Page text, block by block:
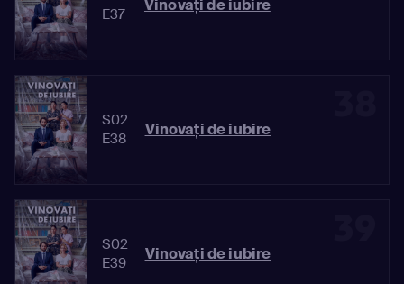
E37
Vinovaţi de iubire
S02
E38
Vinovaţi de iubire
S02
E39
Vinovaţi de iubire